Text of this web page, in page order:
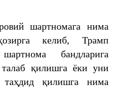
шартномага нима
келиб, Трамп
бандларига
қилишга ёки уни
қилишга нима